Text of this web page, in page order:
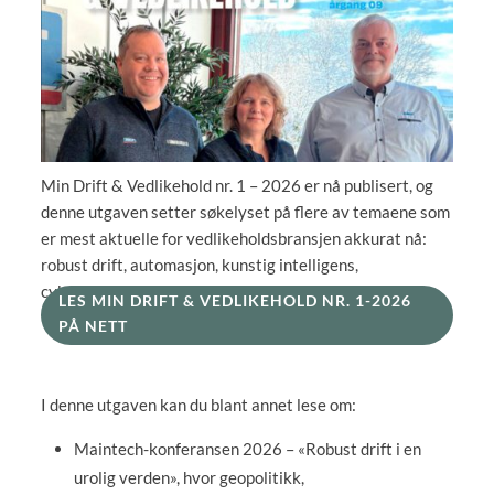
Min Drift & Vedlikehold nr. 1 – 2026 er nå publisert, og
denne utgaven setter søkelyset på flere av temaene som
er mest aktuelle for vedlikeholdsbransjen akkurat nå:
robust drift, automasjon, kunstig intelligens,
cybersikkerhet og effektiv ressursutnyttelse.
LES MIN DRIFT & VEDLIKEHOLD NR. 1-2026
PÅ NETT
I denne utgaven kan du blant annet lese om:
Maintech-konferansen 2026 – «Robust drift i en
urolig verden», hvor geopolitikk,